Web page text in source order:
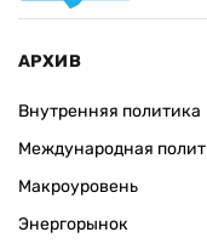
АРХИВ
Внутренняя политика
Международная
Макроуровень
Энергорынок